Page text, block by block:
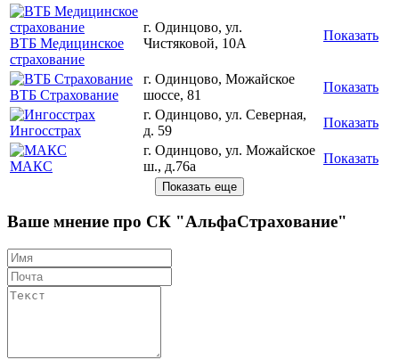
ВТБ Медицинское
страхование
г. Одинцово, ул.
Чистяковой, 10А
Показать
ВТБ Страхование
г. Одинцово, Можайское
шоссе, 81
Показать
Ингосстрах
г. Одинцово, ул. Северная,
д. 59
Показать
МАКС
г. Одинцово, ул. Можайское
ш., д.76а
Показать
Ваше мнение про СК "АльфаСтрахование"